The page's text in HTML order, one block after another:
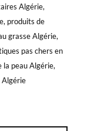
Algérie,
produits de
grasse Algérie,
pas chers en
la peau Algérie,
Algérie